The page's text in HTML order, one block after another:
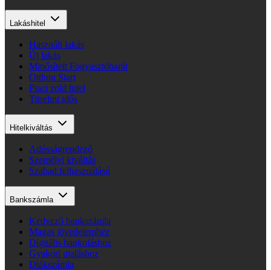
Lakáshitel
Használt lakás
Új lakás
Minősített Fogyasztóbarát
Otthon Start
Piaci zöld hitel
Türelmi idős
Hitelkiváltás
Adósságrendező
Személyi kiváltás
Szabad felhasználású
Bankszámla
Kedvező bankszámla
Magas jövedelemhez
Digitális bankoláshoz
Gyakori utaláshoz
Diákszámla